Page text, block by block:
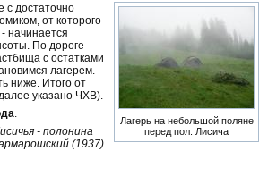
Лагерь на небольшой поляне
перед пол. Лисича
с достаточно
от которого
начинается
По дороге
с остатками
лагерем.
ниже. Итого от
указано ЧХВ).
.
- полонина
(1937)